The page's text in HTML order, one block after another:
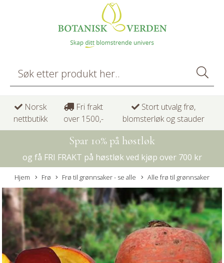
Norsk
nettbutikk
Fri frakt
over 1500,-
Stort utvalg frø,
blomsterløk og stauder
Spar 10% på høstløk
og få FRI FRAKT på høstløk ved kjøp over 700 kr
Hjem Frø Frø til grønnsaker - se alle Alle frø til grønnsaker